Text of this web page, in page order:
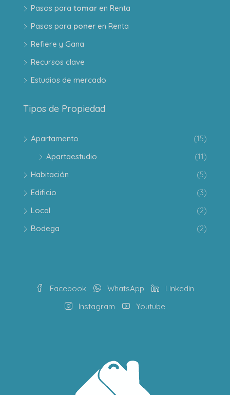
Pasos para tomar en Renta
Pasos para poner en Renta
Refiere y Gana
Recursos clave
Estudios de mercado
Tipos de Propiedad
Apartamento
(15)
Apartaestudio
(11)
Habitación
(5)
Edificio
(3)
Local
(2)
Bodega
(2)
Facebook WhatsApp
Linkedin
Instagram
Youtube